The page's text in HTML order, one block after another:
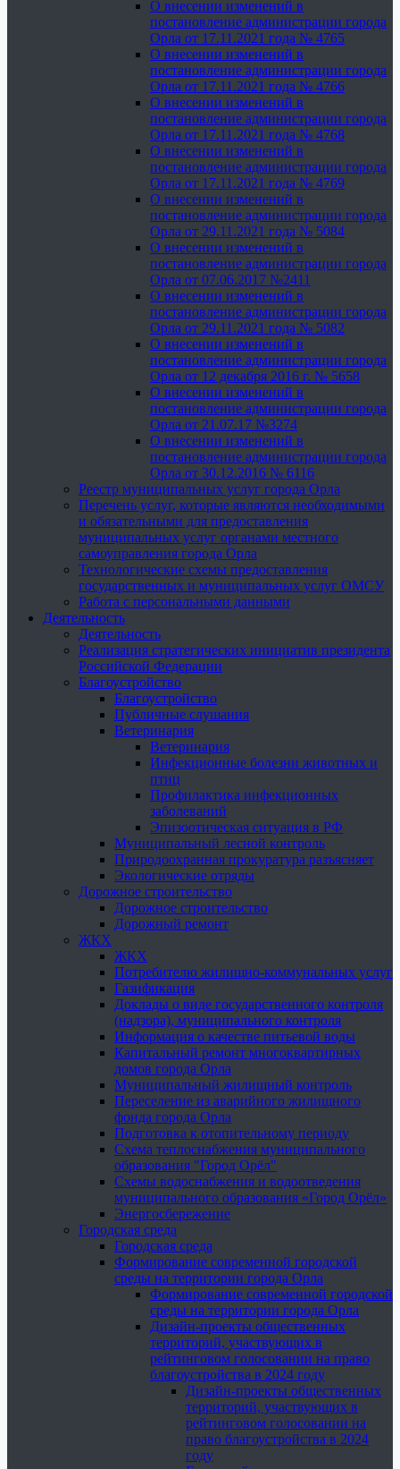
О внесении изменений в
постановление администрации города
Орла от 17.11.2021 года № 4765
О внесении изменений в
постановление администрации города
Орла от 17.11.2021 года № 4766
О внесении изменений в
постановление администрации города
Орла от 17.11.2021 года № 4768
О внесении изменений в
постановление администрации города
Орла от 17.11.2021 года № 4769
О внесении изменений в
постановление администрации города
Орла от 29.11.2021 года № 5084
О внесении изменений в
постановление администрации города
Орла от 07.06.2017 №2411
О внесении изменений в
постановление администрации города
Орла от 29.11.2021 года № 5082
О внесении изменений в
постановление администрации города
Орла от 12 декабря 2016 г. № 5658
О внесении изменений в
постановление администрации города
Орла от 21.07.17 №3274
О внесении изменений в
постановление администрации города
Орла от 30.12.2016 № 6116
Реестр муниципальных услуг города Орла
Перечень услуг, которые являются необходимыми
и обязательными для предоставления
муниципальных услуг органами местного
самоуправления города Орла
Технологические схемы предоставления
государственных и муниципальных услуг ОМСУ
Работа с персональными данными
Деятельность
Деятельность
Реализация стратегических инициатив президента
Российской Федерации
Благоустройство
Благоустройство
Публичные слушания
Ветеринария
Ветеринария
Инфекционные болезни животных и
птиц
Профилактика инфекционных
заболеваний
Эпизоотическая ситуация в РФ
Муниципальный лесной контроль
Природоохранная прокуратура разъясняет
Экологические отряды
Дорожное строительство
Дорожное строительство
Дорожный ремонт
ЖКХ
ЖКХ
Потребителю жилищно-коммунальных услуг
Газификация
Доклады о виде государственного контроля
(надзора), муниципального контроля
Информация о качестве питьевой воды
Капитальный ремонт многоквартирных
домов города Орла
Муниципальный жилищный контроль
Переселение из аварийного жилищного
фонда города Орла
Подготовка к отопительному периоду
Схема теплоснабжения муниципального
образования "Город Орёл"
Схемы водоснабжения и водоотведения
муниципального образования «Город Орёл»
Энергосбережение
Городская среда
Городская среда
Формирование современной городской
среды на территории города Орла
Формирование современной городской
среды на территории города Орла
Дизайн-проекты общественных
территорий, участвующих в
рейтинговом голосовании на право
благоустройства в 2024 году
Дизайн-проекты общественных
территорий, участвующих в
рейтинговом голосовании на
право благоустройства в 2024
году